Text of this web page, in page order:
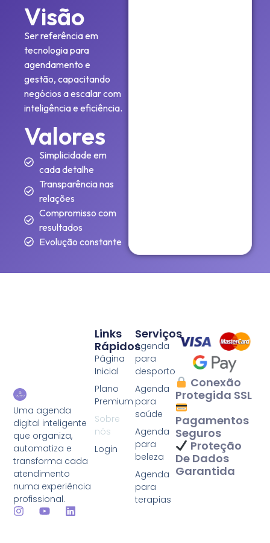
Visão
Ser referência em
tecnologia para
agendamento e
gestão, capacitando
negócios a escalar com
inteligência e eficiência.
Valores
Simplicidade em
cada detalhe
Transparência nas
relações
Compromisso com
resultados
Evolução constante
Uma agenda
digital inteligente
que organiza,
automatiza e
transforma cada
atendimento
numa experiência
profissional.
Serviços
Agenda
para
desporto
Agenda
para
saúde
Agenda
para
beleza
Agenda
para
terapias
Links
Rápidos
Página
Inicial
Plano
Premium
Sobre
nós
Login
Conexão
Protegida SSL
Pagamentos
Seguros
Proteção
De Dados
Garantida